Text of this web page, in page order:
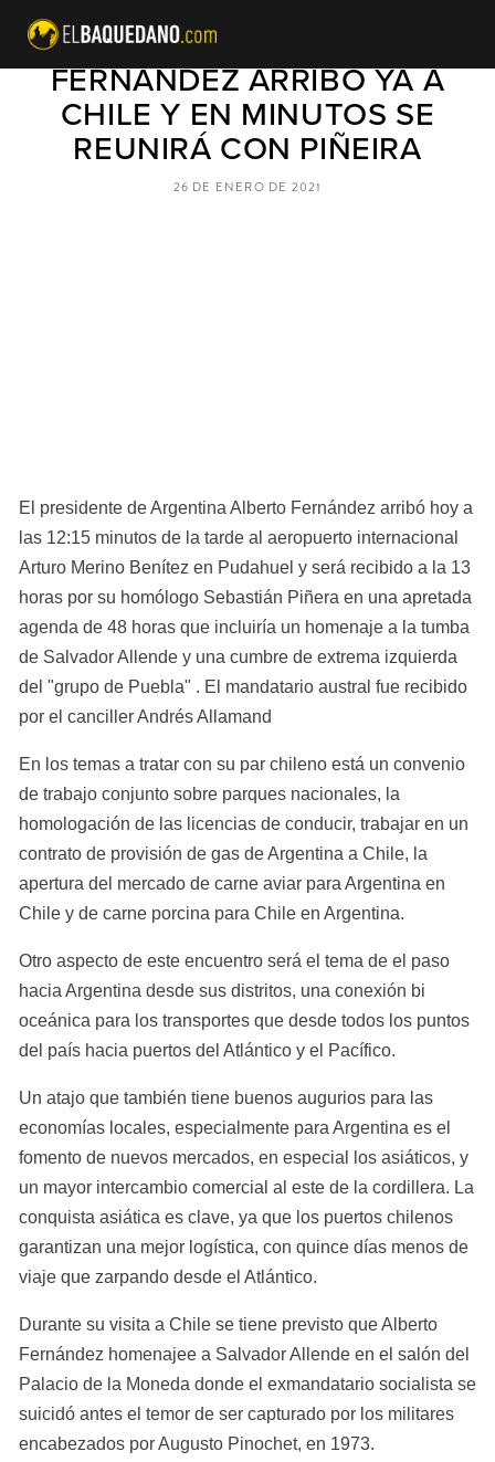
PRESIDENTE ALBERTO
FERNÁNDEZ ARRIBÓ YA A
CHILE Y EN MINUTOS SE
REUNIRÁ CON PIÑEIRA
El presidente de Argentina Alberto Fernández arribó hoy a
las 12:15 minutos de la tarde al aeropuerto internacional
Arturo Merino Benítez en Pudahuel y será recibido a la 13
horas por su homólogo Sebastián Piñera en una apretada
agenda de 48 horas que incluiría un homenaje a la tumba
de Salvador Allende y una cumbre de extrema izquierda
del "grupo de Puebla" . El mandatario austral fue recibido
por el canciller Andrés Allamand
En los temas a tratar con su par chileno está un convenio
de trabajo conjunto sobre parques nacionales, la
homologación de las licencias de conducir, trabajar en un
contrato de provisión de gas de Argentina a Chile, la
apertura del mercado de carne aviar para Argentina en
Chile y de carne porcina para Chile en Argentina.
Otro aspecto de este encuentro será el tema de el paso
hacia Argentina desde sus distritos, una conexión bi
oceánica para los transportes que desde todos los puntos
del país hacia puertos del Atlántico y el Pacífico.
Un atajo que también tiene buenos augurios para las
economías locales, especialmente para Argentina es el
fomento de nuevos mercados, en especial los asiáticos, y
un mayor intercambio comercial al este de la cordillera. La
conquista asiática es clave, ya que los puertos chilenos
garantizan una mejor logística, con quince días menos de
viaje que zarpando desde el Atlántico.
Durante su visita a Chile se tiene previsto que Alberto
Fernández homenajee a Salvador Allende en el salón del
Palacio de la Moneda donde el exmandatario socialista se
suicidó antes el temor de ser capturado por los militares
encabezados por Augusto Pinochet, en 1973.
26 DE ENERO DE 2021